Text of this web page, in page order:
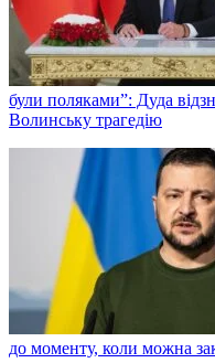
були поляками”: Дуда
Волинську трагедію
до моменту, коли можна